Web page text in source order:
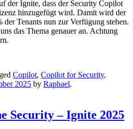
der Ignite, dass der Security Copilot
hinzugefügt wird. Damit wird der
Tenants nun zur Verfügung stehen.
das Thema genauer an. Achtung
Copilot, Copilot for Security,
2025 by Raphael.
Security – Ignite 2025